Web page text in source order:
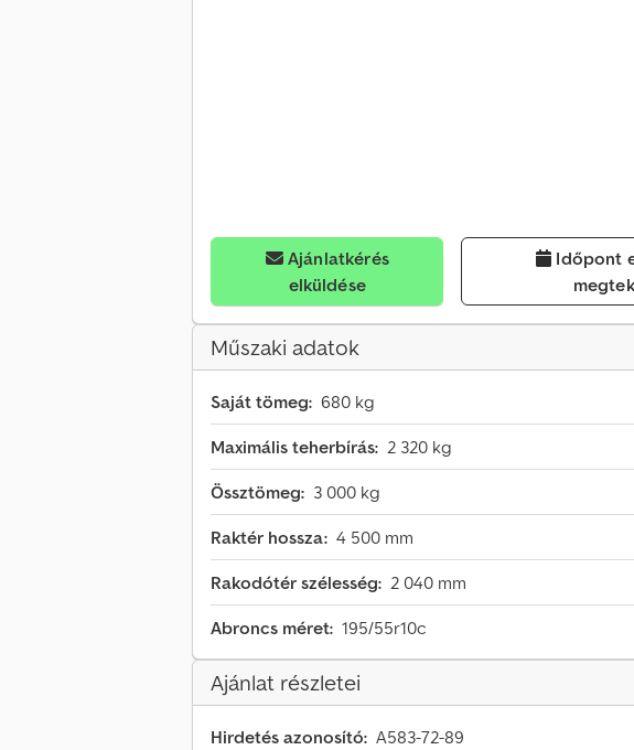
Ajánlatkérés
elküldése
Műszaki adatok
Saját tömeg: 680 kg
Maximális teherbírás: 2 320 kg
Össztömeg: 3 000 kg
Raktér hossza: 4 500 mm
Rakodótér szélesség: 2 040 mm
Abroncs méret: 195/55r10c
Ajánlat részletei
Hirdetés azonosító: A583-72-89